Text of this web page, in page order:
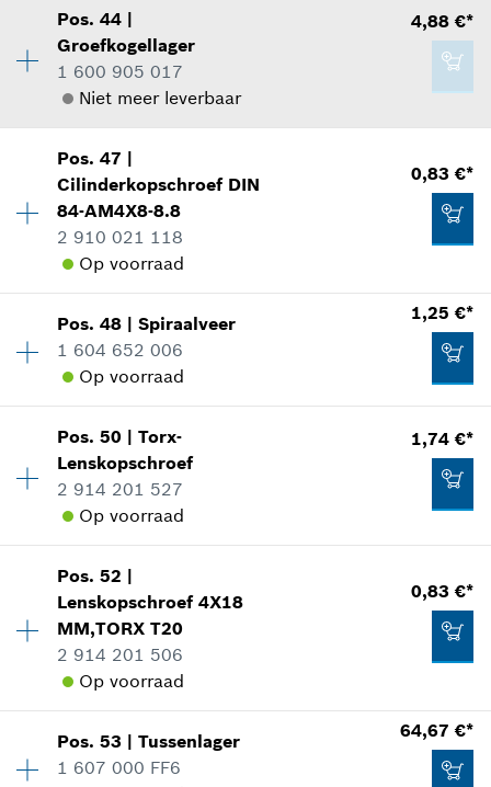
2,02 €*
Prijs incl. BTW
In weergave tonen
1,25 €*
Prijs incl. BTW
Aan winkelwagen toevoegen
Beschikbaarheid
Prijsgroep:11
reserveonderdelen informatie
Toepassingsinstructie
In weergave tonen
1,25 €*
Aan winkelwagen toevoegen
Pos.44 |
Groefkogellager
1 600 905 017
Niet meer leverbaar
4,88 €*
Prijsgroep
reserveonderdelen informatie
Toepassingsinstructie
In weergave tonen
4,88 €*
Aan winkelwagen toevoegen
Pos.47 |
Cilinderkopschroef DIN
84-AM4X8-8.8
2 910 021 118
Op voorraad
0,83 €*
Beschikbaarheid 2
Prijsgroep :10
reserveonderdelen informatie
Toepassingsinstructie
In weergave tonen
0,83 €*
Prijs incl. BTW
Aan winkelwagen toevoegen
Pos.48 |Spiraalveer
1 604 652 006
Op voorraad
1,25 €*
Beschikbaarheid
Prijsgroep:11
reserveonderdelen informatie
Toepassingsinstructie
In weergave tonen
1,25 €*
Pos.50 |Torx-
Lenskopschroef
2 914 201 527
Op voorraad
1,74 €*
Prijsgroep
reserveonderdelen informatie
Toepassingsinstructie
In weergave tonen
Pos.52 |
Lenskopschroef 4X18
MM,TORX T20
2 914 201 506
Op voorraad
0,83 €*
Beschikbaarheid 3
Prijsgroep :10
Pos.53 |Tussenlager
1 607 000 FF6
64,67 €*